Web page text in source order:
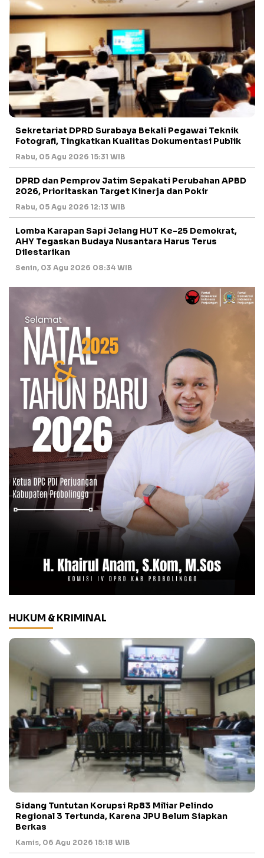
Sekretariat DPRD Surabaya Bekali Pegawai Teknik
Fotografi, Tingkatkan Kualitas Dokumentasi Publik
Rabu, 05 Agu 2026 15:31 WIB
DPRD dan Pemprov Jatim Sepakati Perubahan APBD
2026, Prioritaskan Target Kinerja dan Pokir
Rabu, 05 Agu 2026 12:13 WIB
Lomba Karapan Sapi Jelang HUT Ke-25 Demokrat,
AHY Tegaskan Budaya Nusantara Harus Terus
Dilestarikan
Senin, 03 Agu 2026 08:34 WIB
HUKUM & KRIMINAL
Sidang Tuntutan Korupsi Rp83 Miliar Pelindo
Regional 3 Tertunda, Karena JPU Belum Siapkan
Berkas
Kamis, 06 Agu 2026 15:18 WIB